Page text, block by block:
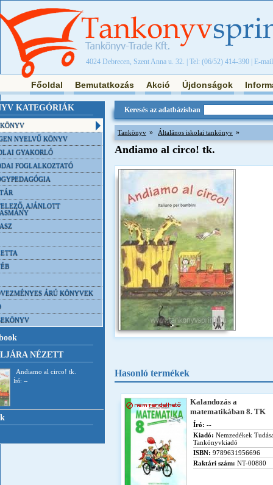
4024 Debrecen, Szent Anna u. 32. | Tel: (06/52) 414-390 | E-
Főoldal Bemutatkozás Akció Újdonságok
KATEGÓRIÁK
NYELVŰ KÖNYV
GYAKORLÓ
FOGLALKOZTATÓ
AJÁNLOTT
ÁRÚ KÖNYVEK
NÉZETT
Andiamo al circo! tk.
Író: --
Keresés az adatbázisban
Tankönyv » Általános iskolai tankönyv »
Andiamo al circo! tk.
Hasonló termékek
Kalandozás a
matematikában 8. TK
Író: --
Kiadó: Nemzedékek
Tankönyvkiadó
ISBN: 9789631956696
Raktári szám: NT-00880